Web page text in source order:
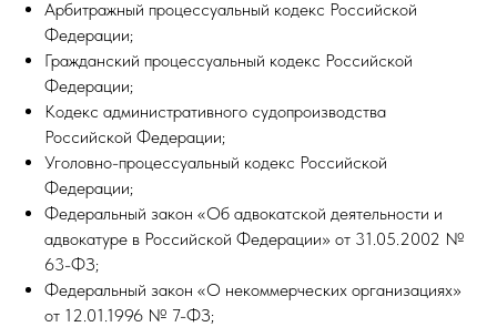
Арбитражный процессуальный кодекс Российской
Федерации;
Гражданский процессуальный кодекс Российской
Федерации;
Кодекс административного судопроизводства
Российской Федерации;
Уголовно-процессуальный кодекс Российской
Федерации;
Федеральный закон «Об адвокатской деятельности и
адвокатуре в Российской Федерации» от 31.05.2002 №
63-ФЗ;
Федеральный закон «О некоммерческих организациях»
от 12.01.1996 № 7-ФЗ;